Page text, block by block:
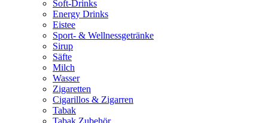
Soft-Drinks
Energy Drinks
Eistee
Sport- & Wellnessgetränke
Sirup
Säfte
Milch
Wasser
Zigaretten
Cigarillos & Zigarren
Tabak
Tabak Zubehör